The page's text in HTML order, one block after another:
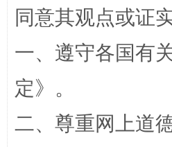
扯下公款旅游的“隐身衣”
同意其观点或证
一、遵守各国有
定》。
二、尊重网上道